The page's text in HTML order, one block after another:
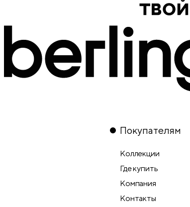
Покупателям
Коллекции
Где купить
Компания
Контакты